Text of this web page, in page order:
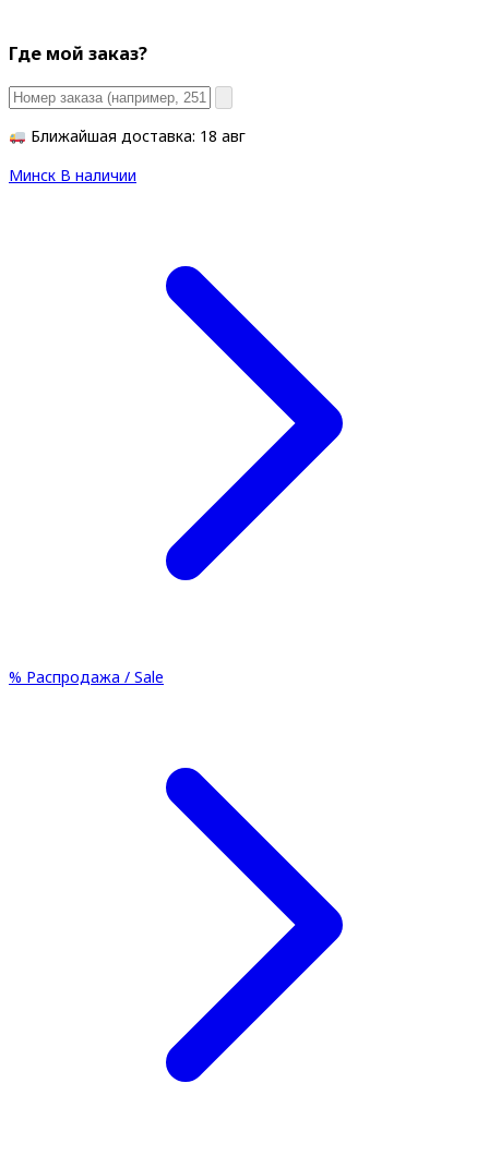
Где мой заказ?
Ближайшая доставка: 18 авг
Минск В наличии
% Распродажа / Sale